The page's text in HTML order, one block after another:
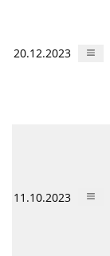
20.12.2023
11.10.2023